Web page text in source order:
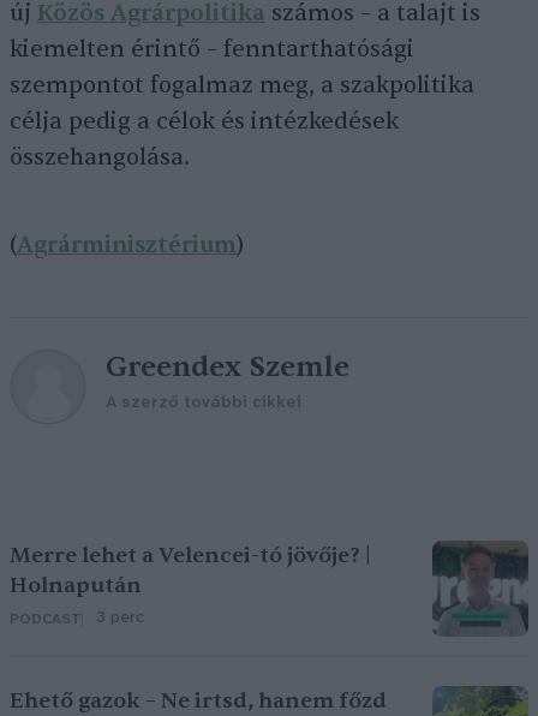
új Közös Agrárpolitika számos – a talajt is
kiemelten érintő – fenntarthatósági
szempontot fogalmaz meg, a szakpolitika
célja pedig a célok és intézkedések
összehangolása.
(Agrárminisztérium)
Greendex Szemle
A szerző további cikkei
Merre lehet a Velencei-tó jövője? |
Holnapután
PODCAST 3 perc
Ehető gazok – Ne irtsd, hanem főzd